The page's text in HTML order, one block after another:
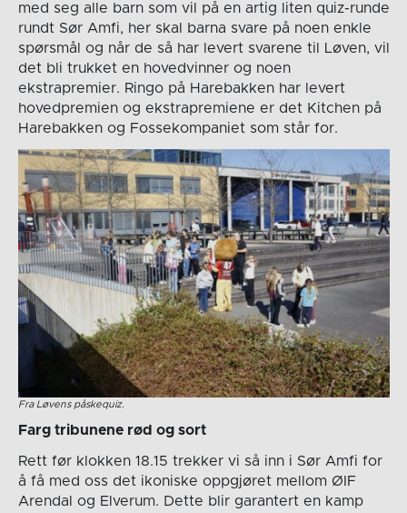
med seg alle barn som vil på en artig liten quiz-runde
rundt Sør Amfi, her skal barna svare på noen enkle
spørsmål og når de så har levert svarene til Løven, vil
det bli trukket en hovedvinner og noen
ekstrapremier. Ringo på Harebakken har levert
hovedpremien og ekstrapremiene er det Kitchen på
Harebakken og Fossekompaniet som står for.
Fra Løvens påskequiz.
Farg tribunene rød og sort
Rett før klokken 18.15 trekker vi så inn i Sør Amfi for
å få med oss det ikoniske oppgjøret mellom ØIF
Arendal og Elverum. Dette blir garantert en kamp